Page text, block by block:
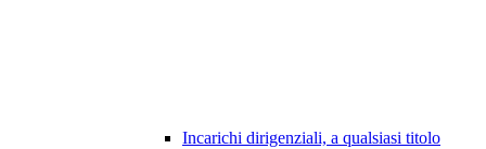
Incarichi dirigenziali, a qualsiasi titolo